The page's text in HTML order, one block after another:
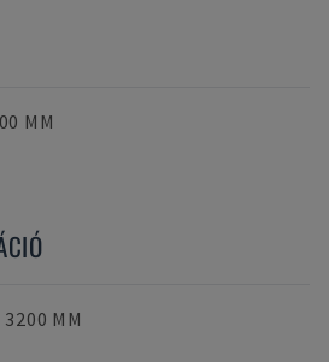
MM
3200 MM